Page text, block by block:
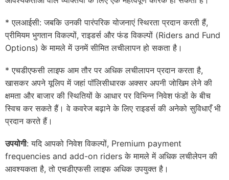
* एलआईसी: जबकि उनकी पारंपरिक योजनाएं स्थिरता प्रदान करती हैं,
प्रीमियम भुगतान विकल्पों, राइडर्स और फंड विकल्पों (Riders and Fund
Options) के मामले में उनमें सीमित लचीलापन हो सकता है।
* एचडीएफसी लाइफ आम तौर पर अधिक लचीलापन प्रदान करता है,
खासकर अपने यूलिप में जहां पॉलिसीधारक अक्सर अपनी जोखिम लेने की
क्षमता और बाजार की स्थितियों के आधार पर विभिन्न निवेश फंडों के बीच
स्विच कर सकते हैं। वे कवरेज बढ़ाने के लिए राइडर्स की अनेको सुविधाएँ भी
प्रदान करते हैं।
उपयोगी: यदि आपको निवेश विकल्पों, Premium payment
frequencies and add-on riders के मामले में अधिक लचीलेपन की
आवश्यकता है, तो एचडीएफसी लाइफ अधिक उपयुक्त है।